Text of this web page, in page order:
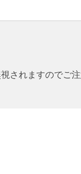
されますのでご